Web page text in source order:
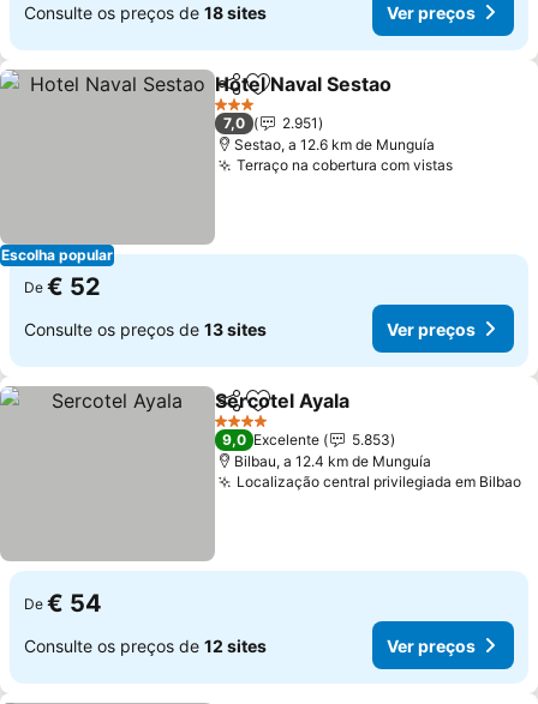
Consulte os preços de 18 sites Ver preços
Escolha popular
PartilharAdicionar aos favoritos
Hotel Naval Sestao
3 Estrelas
7,0
2.951
Sestao, a 12.6 km de Munguía
Terraço na cobertura com vistasVer
De € 52
Consulte os preços de 13 sites Ver preços
PartilharAdicionar aos favoritos
Sercotel Ayala
4 Estrelas
9,0 Excelente
5.853
Bilbau, a 12.4 km de Munguía
Localização central privilegiada em Bilbao
De € 54
Consulte os preços de 12 sites Ver preços